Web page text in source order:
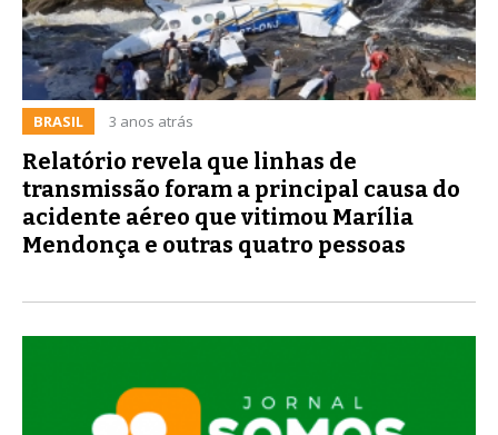
BRASIL 3 anos atrás
Relatório revela que linhas de
transmissão foram a principal causa do
acidente aéreo que vitimou Marília
Mendonça e outras quatro pessoas